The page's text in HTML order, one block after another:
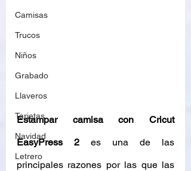
Camisas
Trucos
Niños
Grabado
Llaveros
Tarjetas
Navidad
Letrero
Estampar camisa con Cricut
EasyPress 2 es una de las
principales razones por las que las